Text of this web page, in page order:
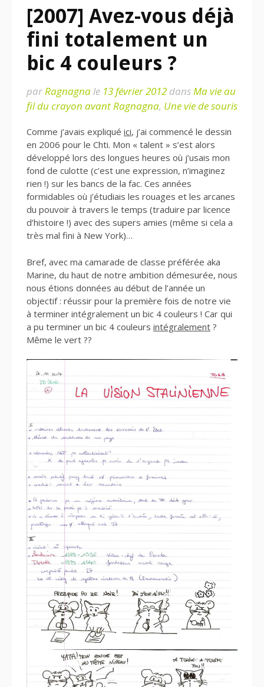
[2007] Avez-vous déjà
fini totalement un
bic 4 couleurs ?
parRagnagnale 13 février 2012 dansMa vie au
fil du crayon avant Ragnagna, Une vie de souris
Comme j’avais expliqué ici, j’ai commencé le dessin
en 2006 pour le Chti. Mon « talent » s’est alors
développé lors des longues heures où j’usais mon
fond de culotte (c’est une expression, n’imaginez
rien !) sur les bancs de la fac. Ces années
formidables où j’étudiais les rouages et les arcanes
du pouvoir à travers le temps (traduire par licence
d’histoire !) avec des supers amies (même si cela a
très mal fini à New York)…
Bref, avec ma camarade de classe préférée aka
Marine, du haut de notre ambition démesurée, nous
nous étions données au début de l’année un
objectif : réussir pour la première fois de notre vie
à terminer intégralement un bic 4 couleurs ! Car qui
a pu terminer un bic 4 couleurs intégralement ?
Même le vert ??